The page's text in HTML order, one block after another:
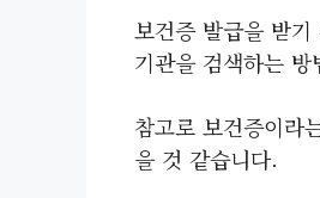
보건증 발급을 받
기관을 검색하는
참고로 보건증이라
을 것 같습니다.